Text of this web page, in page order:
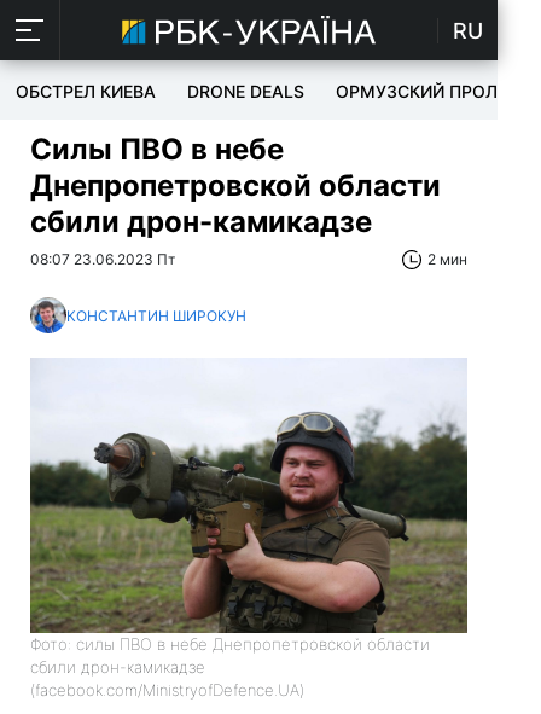
RU
ОБСТРЕЛ КИЕВА DRONE DEALS ОРМУЗСКИЙ ПРОЛИВ
Силы ПВО в небе
Днепропетровской области
сбили дрон-камикадзе
08:07 23.06.2023 Пт 2 мин
КОНСТАНТИН ШИРОКУН
Фото: силы ПВО в небе Днепропетровской области
сбили дрон-камикадзе
(facebook.com/MinistryofDefence.UA)